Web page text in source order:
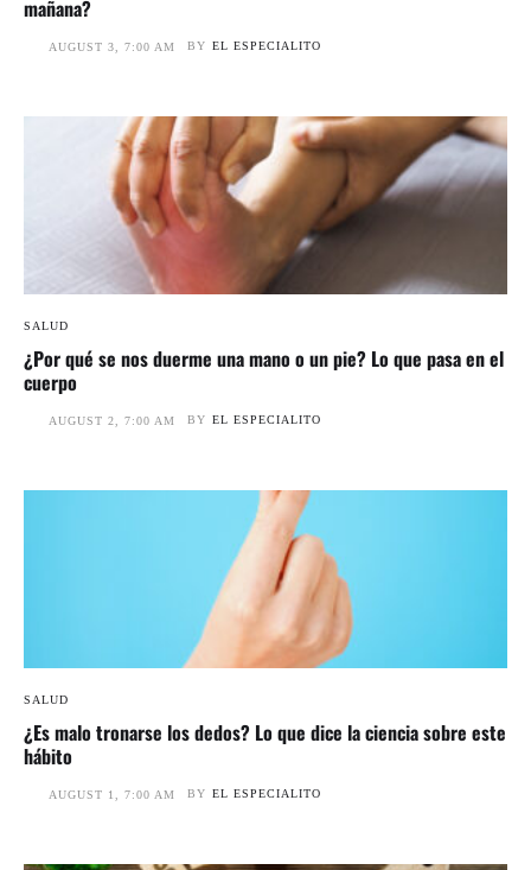
mañana?
AUGUST 3, 7:00 AM BY EL ESPECIALITO
SALUD
¿Por qué se nos duerme una mano o un pie? Lo que pasa en el
cuerpo
AUGUST 2, 7:00 AM BY EL ESPECIALITO
SALUD
¿Es malo tronarse los dedos? Lo que dice la ciencia sobre este
hábito
AUGUST 1, 7:00 AM BY EL ESPECIALITO